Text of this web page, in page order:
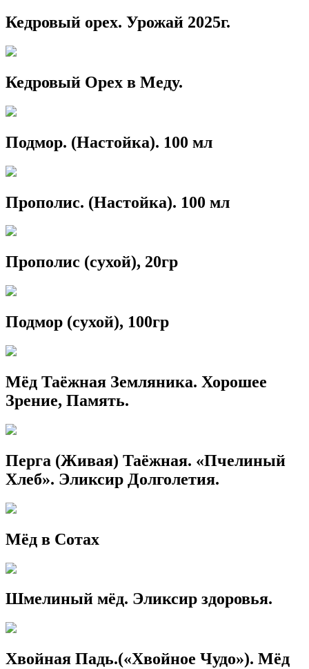
Кедровый орех. Урожай 2025г.
Кедровый Орех в Меду.
Подмор. (Настойка). 100 мл
Прополис. (Настойка). 100 мл
Прополис (сухой), 20гр
Подмор (сухой), 100гр
Мёд Таёжная Земляника. Хорошее
Зрение, Память.
Перга (Живая) Таёжная. «Пчелиный
Хлеб». Эликсир Долголетия.
Мёд в Сотах
Шмелиный мёд. Эликсир здоровья.
Хвойная Падь.(«Хвойное Чудо»). Мёд